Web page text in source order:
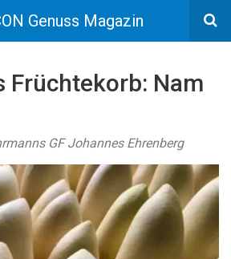
Genuss Magazin
Früchtekorb: Nam
GF Johannes Ehrenberg